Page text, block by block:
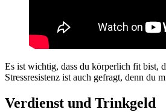
Es ist wichtig, dass du körperlich fit bist,
Stressresistenz ist auch gefragt, denn du
Verdienst und Trinkgeld